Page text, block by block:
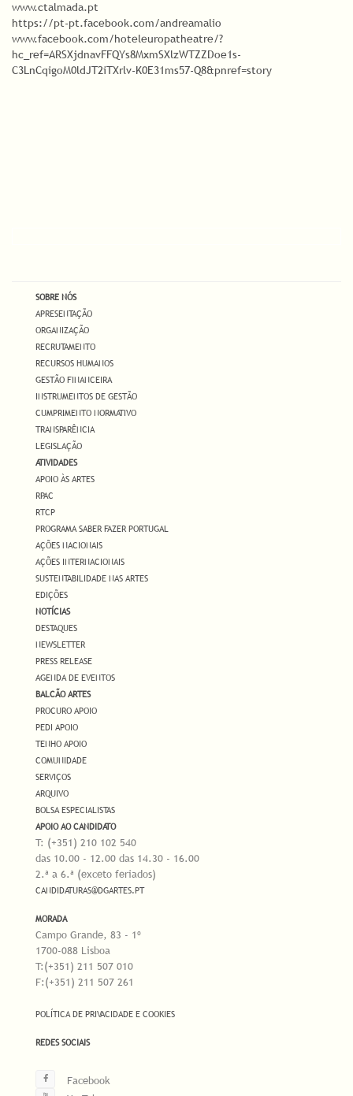
www.ctalmada.pt
https://pt-pt.facebook.com/andreamalio
www.facebook.com/hoteleuropatheatre/?
hc_ref=ARSXjdnavFFQYs8MxmSXlzWTZZDoe1s-
C3LnCqigoM0ldJT2iTXrlv-K0E31ms57-Q8&pnref=story
SOBRE NÓS
APRESENTAÇÃO
ORGANIZAÇÃO
RECRUTAMENTO
RECURSOS HUMANOS
GESTÃO FINANCEIRA
INSTRUMENTOS DE GESTÃO
CUMPRIMENTO NORMATIVO
TRANSPARÊNCIA
LEGISLAÇÃO
ATIVIDADES
APOIO ÀS ARTES
RPAC
RTCP
PROGRAMA SABER FAZER PORTUGAL
AÇÕES NACIONAIS
AÇÕES INTERNACIONAIS
SUSTENTABILIDADE NAS ARTES
EDIÇÕES
NOTÍCIAS
DESTAQUES
NEWSLETTER
PRESS RELEASE
AGENDA DE EVENTOS
BALCÃO ARTES
PROCURO APOIO
PEDI APOIO
TENHO APOIO
COMUNIDADE
SERVIÇOS
ARQUIVO
BOLSA ESPECIALISTAS
APOIO AO CANDIDATO
T: (+351) 210 102 540
das 10.00 - 12.00 das 14.30 - 16.00
2.ª a 6.ª (exceto feriados)
CANDIDATURAS@DGARTES.PT
MORADA
Campo Grande, 83 - 1º
1700-088 Lisboa
T:(+351) 211 507 010
F:(+351) 211 507 261
POLÍTICA DE PRIVACIDADE E COOKIES
REDES SOCIAIS
Facebook